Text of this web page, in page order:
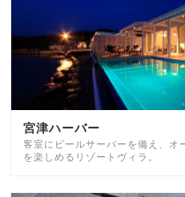
宮津ハーバー
客室にビールサーバーを備え、オ
を楽しめるリゾートヴィラ。